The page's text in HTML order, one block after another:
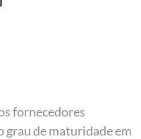
fornecedores
grau de maturidade em